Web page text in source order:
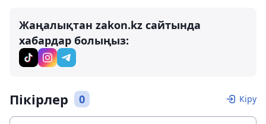
Жаңалықтан zakon.kz сайтында
хабардар болыңыз:
Пікірлер 0 Кіру